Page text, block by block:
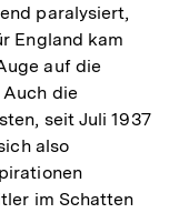
paralysiert,
England kam
auf die
die
seit Juli 1937
also
im Schatten